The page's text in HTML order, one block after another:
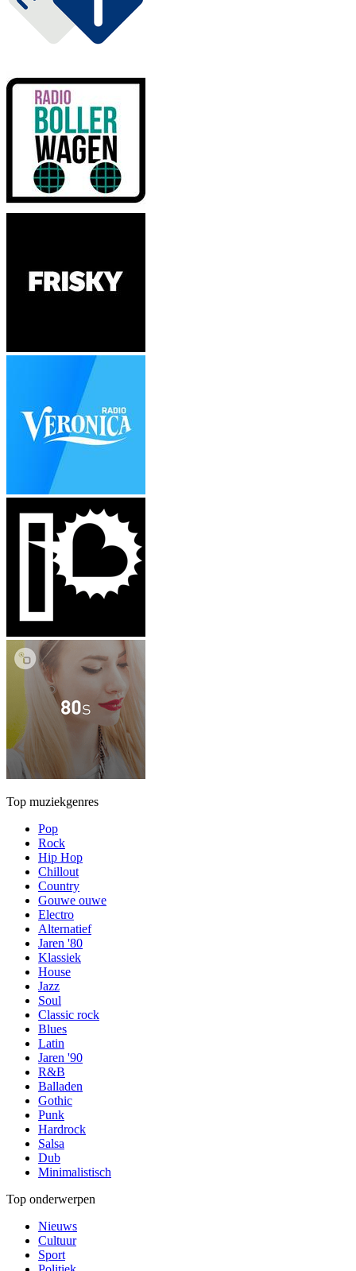
Top muziekgenres
Pop
Rock
Hip Hop
Chillout
Country
Gouwe ouwe
Electro
Alternatief
Jaren '80
Klassiek
House
Jazz
Soul
Classic rock
Blues
Latin
Jaren '90
R&B
Balladen
Gothic
Punk
Hardrock
Salsa
Dub
Minimalistisch
Top onderwerpen
Nieuws
Cultuur
Sport